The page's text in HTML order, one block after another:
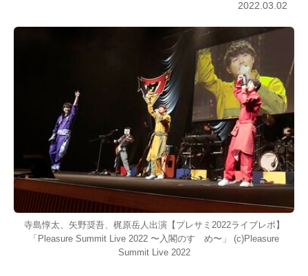
2022.03.02
寺島惇太、矢野奨吾、梶原岳人出演【プレサミ2022ライブレポ】
「Pleasure Summit Live 2022 〜入閣のすゝめ〜」 (c)Pleasure
Summit Live 2022